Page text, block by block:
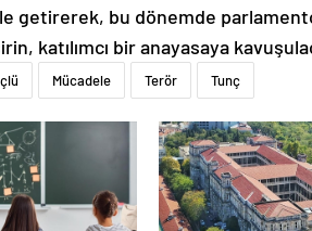
getirerek, bu dönemde
katılımcı bir anayasaya
Mücadele Terör Tunç